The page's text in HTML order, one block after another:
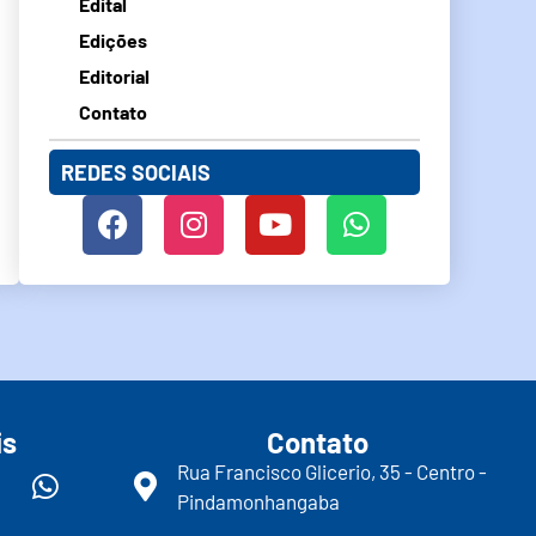
Edições
Editorial
Contato
REDES SOCIAIS
Contato
Rua Francisco Glicerio, 35 - Centro -
Pindamonhangaba